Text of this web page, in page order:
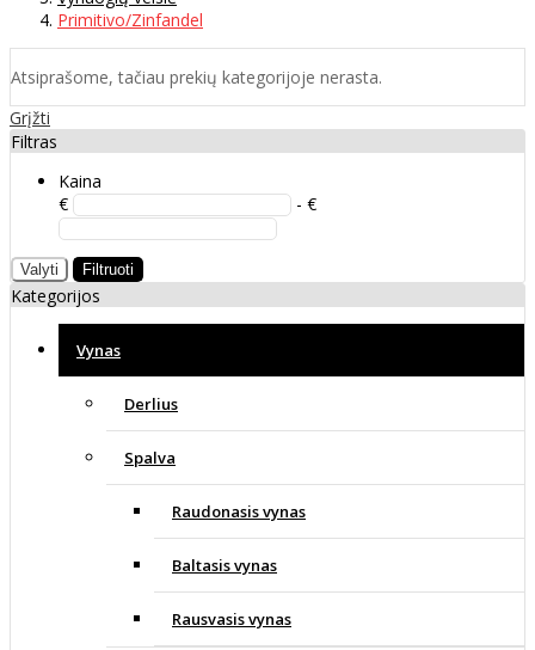
Primitivo/Zinfandel
Atsiprašome, tačiau prekių kategorijoje nerasta.
Grįžti
Filtras
Kaina
€
- €
Valyti Filtruoti
Kategorijos
Vynas
Derlius
Spalva
Raudonasis vynas
Baltasis vynas
Rausvasis vynas